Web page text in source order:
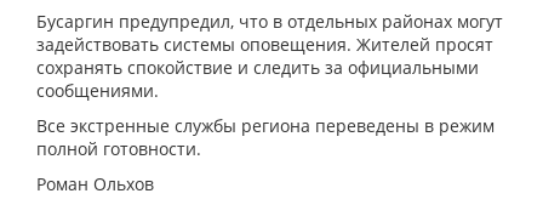
Бусаргин предупредил, что в отдельных районах могут
задействовать системы оповещения. Жителей просят
сохранять спокойствие и следить за официальными
сообщениями.
Все экстренные службы региона переведены в режим
полной готовности.
Роман Ольхов